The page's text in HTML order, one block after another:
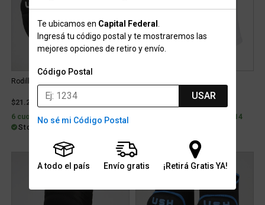
Te ubicamos en Capital Federal
Ingresá tu código postal y te mostraremos las
mejores opciones de retiro y envío.
Código Postal
USAR
No sé mi Código Postal
A todo el país Envío gratis ¡Retirá Gratis YA!
Rodilleras Ushuaia Acolchada
$21.299
6 cuotas con interés de $4.696
Stock para envío
2 cuotas sin interés de $44.014